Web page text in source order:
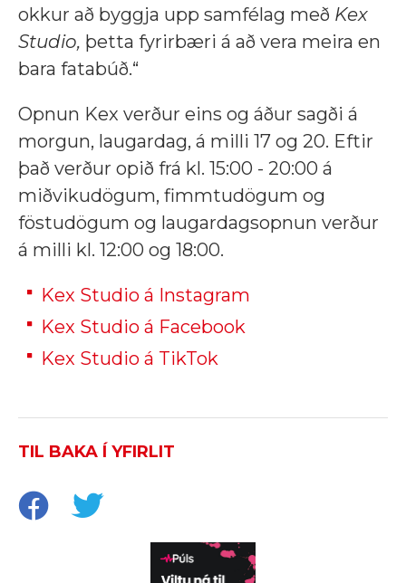
okkur að byggja upp samfélag með Kex
Studio, þetta fyrirbæri á að vera meira en
bara fatabúð.“
Opnun Kex verður eins og áður sagði á
morgun, laugardag, á milli 17 og 20. Eftir
það verður opið frá kl. 15:00 - 20:00 á
miðvikudögum, fimmtudögum og
föstudögum og laugardagsopnun verður
á milli kl. 12:00 og 18:00.
Kex Studio á Instagram
Kex Studio á Facebook
Kex Studio á TikTok
TIL BAKA Í YFIRLIT